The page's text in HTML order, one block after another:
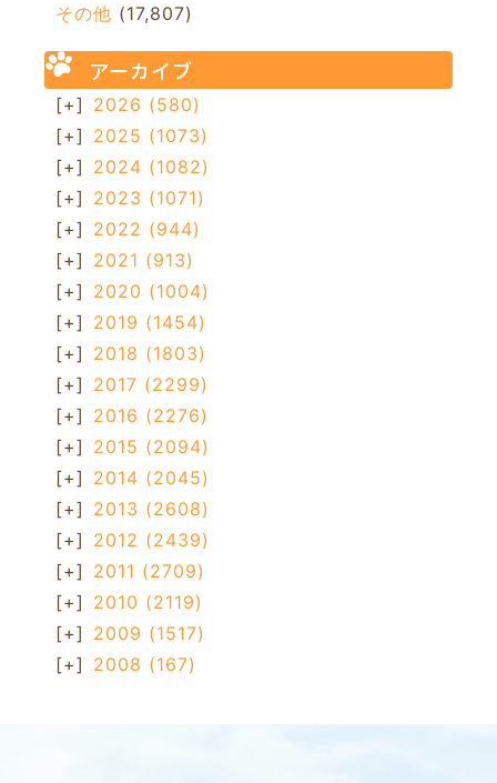
その他 (17,807)
アーカイブ
[+] 2026 (580)
[+] 2025 (1073)
[+] 2024 (1082)
[+] 2023 (1071)
[+] 2022 (944)
[+] 2021 (913)
[+] 2020 (1004)
[+] 2019 (1454)
[+] 2018 (1803)
[+] 2017 (2299)
[+] 2016 (2276)
[+] 2015 (2094)
[+] 2014 (2045)
[+] 2013 (2608)
[+] 2012 (2439)
[+] 2011 (2709)
[+] 2010 (2119)
[+] 2009 (1517)
[+] 2008 (167)